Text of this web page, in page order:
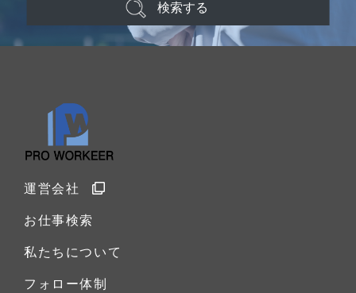
検索する
運営会社
お仕事検索
私たちについて
フォロー体制